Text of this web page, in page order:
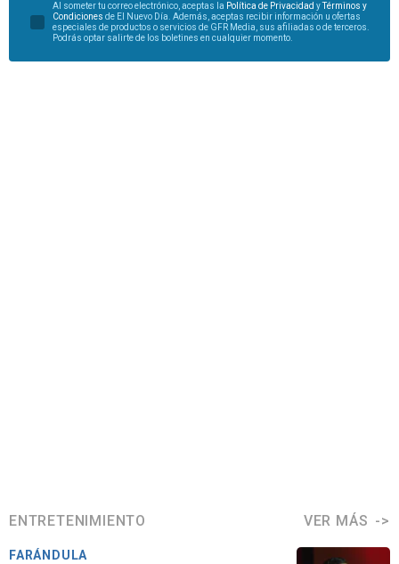
Al someter tu correo electrónico, aceptas la Política de Privacidad yTérminos y
Condiciones de El Nuevo Día. Además, aceptas recibir información u ofertas
especiales de productos o servicios de GFR Media, sus afiliadas o de terceros.
Podrás optar salirte de los boletines en cualquier momento.
ENTRETENIMIENTO VER MÁS
FARÁNDULA